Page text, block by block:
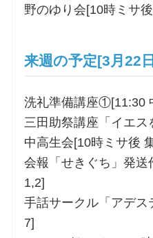
野のゆり会[10時ミサ
来週の予定[3月22
洗礼準備講座①[11:30
三田助祭講座「イエ
中高生会[10時ミサ後
会報「せきぐち」発送
1,2]
手話サークル「アデス
7]